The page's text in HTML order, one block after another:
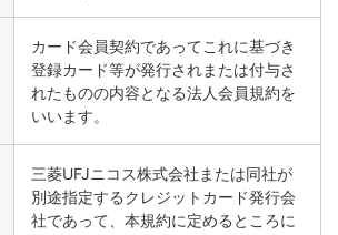
カード会員契約であってこれに基づき
登録カード等が発行されまたは付与さ
れたものの内容となる法人会員規約を
いいます。
三菱UFJニコス株式会社または同社が
別途指定するクレジットカード発行会
社であって、本規約に定めるところに